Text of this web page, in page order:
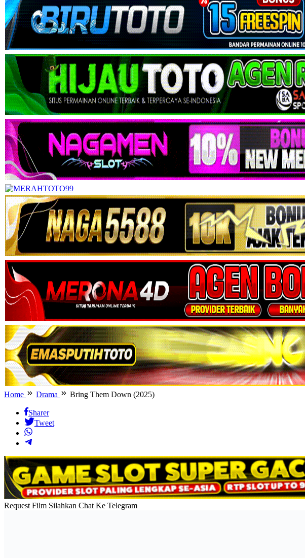
Home Drama Bring Them Down (2025)
Sharer
Tweet
Request Film Silahkan Chat Ke Telegram